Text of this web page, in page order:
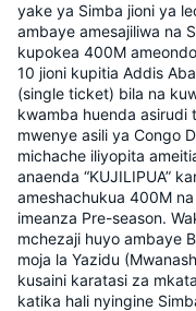
yake ya Simba jioni ya
ambaye amesajiliwa na
kupokea 400M
10 jioni kupitia Addis
(single ticket) bila na
kwamba huenda asirudi
mwenye asili ya Congo
michache iliyopita
anaenda “KUJILIPUA”
ameshachukua 400M
imeanza Pre-season.
mchezaji huyo ambaye
moja la Yazidu
kusaini karatasi za
katika hali nyingine